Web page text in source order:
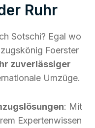
Ruhr
Sotschi? Egal wo
Foerster
zuverlässiger
Umzüge.
: Mit
Expertenwissen